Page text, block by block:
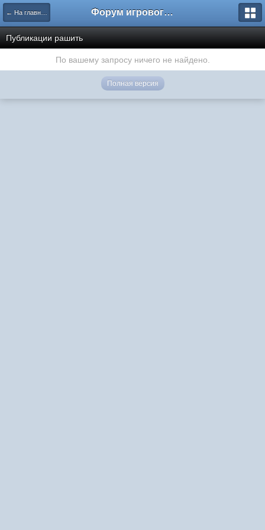
← На главную Форум игрового проекта Riverrise
Публикации рашить
По вашему запросу ничего не найдено.
Полная версия